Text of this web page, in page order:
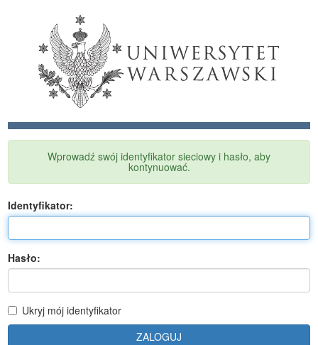
Wprowadź swój identyfikator sieciowy i hasło, aby
kontynuować.
Identyfikator:
Hasło:
Ukryj mój identyfikator
ZALOGUJ